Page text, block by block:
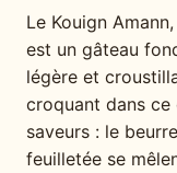
Le Kouign
est un gâteau
légère et
croquant dans ce
saveurs : le
feuilletée se